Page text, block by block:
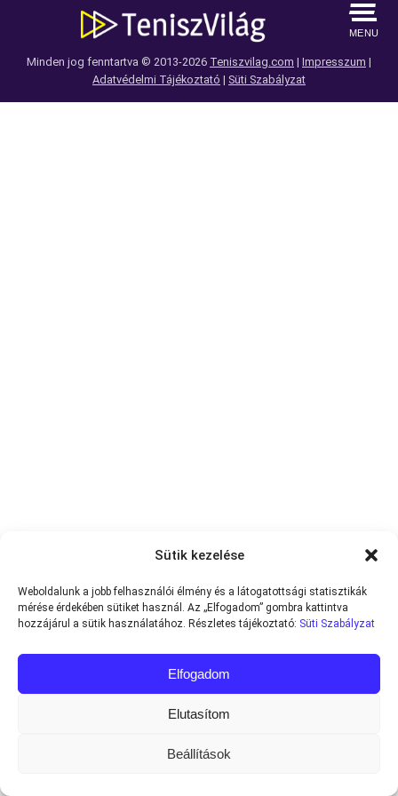
Sütik kezelése
Weboldalunk a jobb felhasználói élmény és a látogatottsági statisztikák
mérése érdekében sütiket használ. Az „Elfogadom” gombra kattintva
hozzájárul a sütik használatához. Részletes tájékoztató: Süti Szabályzat
Elfogadom
Elutasítom
Beállítások
MENU
Minden jog fenntartva © 2013-2026 Teniszvilag.com | Impresszum |
Adatvédelmi Tájékoztató | Süti Szabályzat